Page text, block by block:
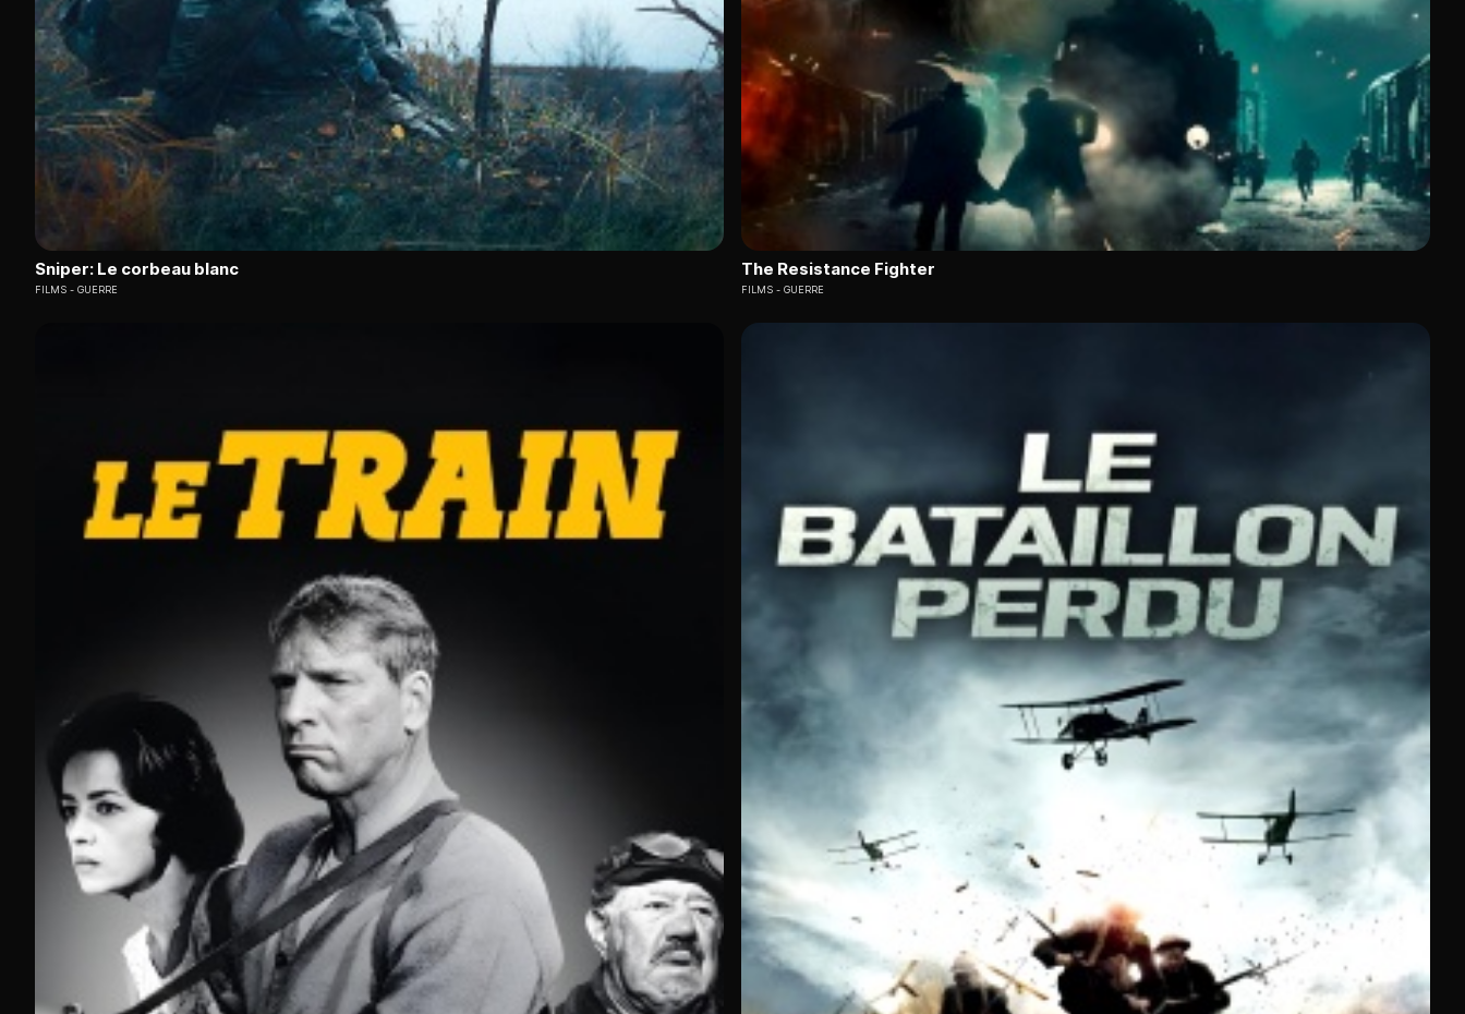
Sniper: Le corbeau blanc
FILMS GUERRE
The Resistance Fighter
FILMS GUERRE